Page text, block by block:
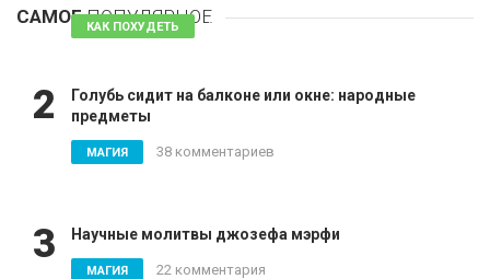
САМОЕПОПУЛЯРНОЕ
КАК ПОХУДЕТЬ 81 комментарий
2
Голубь сидит на балконе или окне: народные
предметы
МАГИЯ 38 комментариев
3 Научные молитвы джозефа мэрфи
МАГИЯ 22 комментария